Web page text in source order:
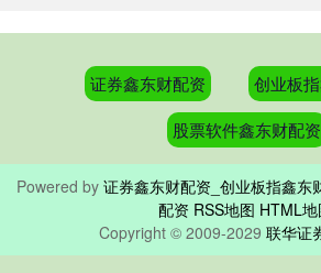
证券鑫东财配资
创业板
股票软件鑫东财配资
Powered by证券鑫东财配资_创业板指鑫东
配资 RSS地图 HTML地
Copyright © 2009-2029 联华证